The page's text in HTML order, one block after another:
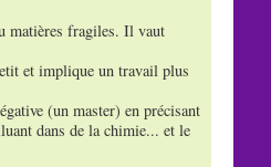
matières fragiles. Il vaut
et implique un travail plus
(un master) en précisant
dans de la chimie... et le